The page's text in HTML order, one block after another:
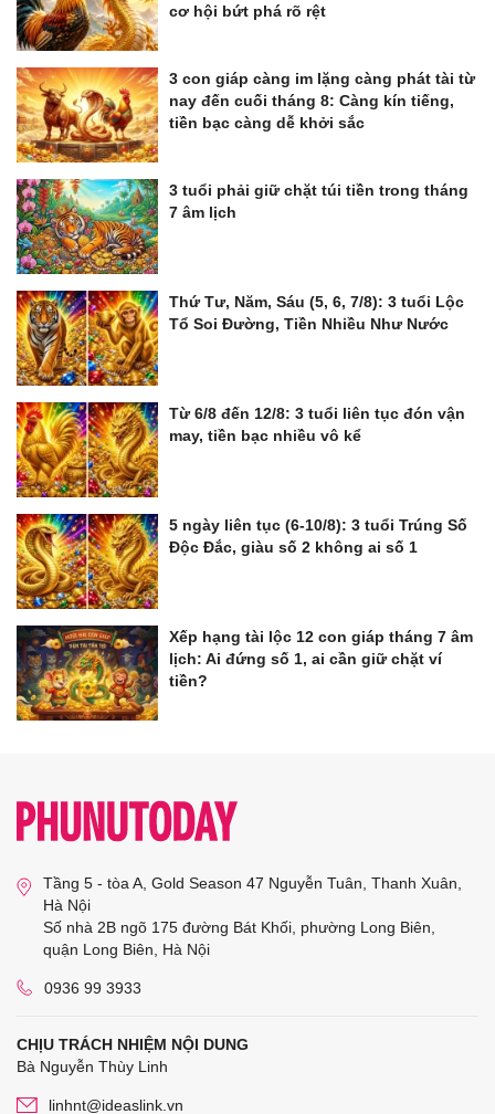
cơ hội bứt phá rõ rệt
3 con giáp càng im lặng càng phát tài từ
nay đến cuối tháng 8: Càng kín tiếng,
tiền bạc càng dễ khởi sắc
3 tuổi phải giữ chặt túi tiền trong tháng
7 âm lịch
Thứ Tư, Năm, Sáu (5, 6, 7/8): 3 tuổi Lộc
Tổ Soi Đường, Tiền Nhiều Như Nước
Từ 6/8 đến 12/8: 3 tuổi liên tục đón vận
may, tiền bạc nhiều vô kể
5 ngày liên tục (6-10/8): 3 tuổi Trúng Số
Độc Đắc, giàu số 2 không ai số 1
Xếp hạng tài lộc 12 con giáp tháng 7 âm
lịch: Ai đứng số 1, ai cần giữ chặt ví
tiền?
Tầng 5 - tòa A, Gold Season 47 Nguyễn Tuân, Thanh Xuân,
Hà Nội
Số nhà 2B ngõ 175 đường Bát Khối, phường Long Biên,
quận Long Biên, Hà Nội
0936 99 3933
CHỊU TRÁCH NHIỆM NỘI DUNG
Bà Nguyễn Thùy Linh
linhnt@ideaslink.vn